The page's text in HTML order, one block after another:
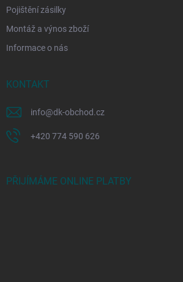
Pojištění zásilky
Montáž a výnos zboží
Informace o nás
KONTAKT
info@dk-obchod.cz
+420 774 590 626
PŘIJÍMÁME ONLINE PLATBY